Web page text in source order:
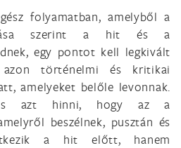
folyamatban, amelyből a
szerint a hit és a
egy pontot kell legkivált
azon történelmi és kritikai
amelyeket belőle levonnak.
azt hinni, hogy az a
beszélnek, pusztán és
a hit előtt, hanem